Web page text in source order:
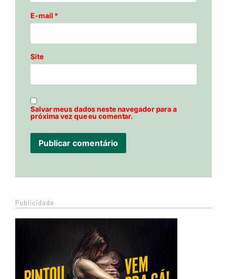
E-mail *
Site
Salvar meus dados neste navegador para a
próxima vez que eu comentar.
Publicidade